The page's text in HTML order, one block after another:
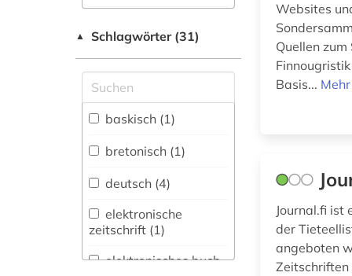
fachübergreifende
Allgemeine und
vergleichende Sprach-
und
Literaturwissenschaft.
Indogermanistik.
Außereuropäische
Sprachen und
Literaturen (1)
Anglistik.
Amerikanistik (0)
▲ Schlagwörter (31)
baskisch (1)
bretonisch (1)
deutsch (4)
elektronische
zeitschrift (1)
elektronisches buch
Websites
Quellen
Basis...
Journal.fi ist
der
angeboten